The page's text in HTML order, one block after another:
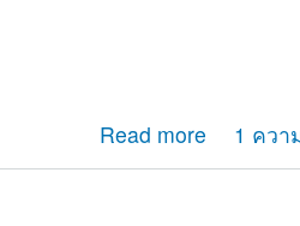
Read more 1 ควา